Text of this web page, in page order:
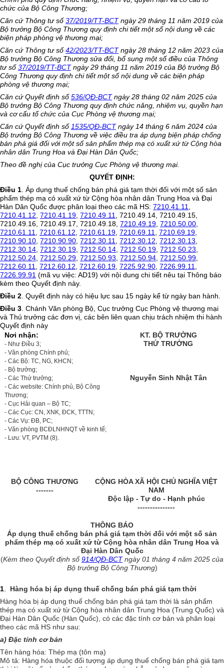
chức của Bộ Công Thương;
Căn cứ Thông tư số37/2019/TT-BCTngày 29 tháng 11 năm 2019 của
Bộ trưởng Bộ Công Thương quy định chi tiết một số nội dung về các
biện pháp phòng vệ thương mại;
Căn cứ Thông tư số42/2023/TT-BCTngày 28 tháng 12 năm 2023 của
Bộ trưởng Bộ Công Thương sửa đổi, bổ sung một số điều của Thông
tư số37/2019/TT-BCTngày 29 tháng 11 năm 2019 của Bộ trưởng Bộ
Công Thương quy định chi tiết một số nội dung về các biện pháp
phòng vệ thương mại;
Căn cứ Quyết định số536/QĐ-BCTngày 28 tháng 02 năm 2025 của
Bộ trưởng Bộ Công Thương quy định chức năng, nhiệm vụ, quyền hạn
và cơ cấu tổ chức của Cục Phòng vệ thương mại;
Căn cứ Quyết định số 1535/QĐ-BCTngày 14 tháng 6 năm 2024 của
Bộ trưởng Bộ Công Thương về việc điều tra áp dụng biện pháp chống
bán phá giá đối với một số sản phẩm thép mạ có xuất xứ từ Cộng hòa
nhân dân Trung Hoa và Đại Hàn Dân Quốc;
Theo đề nghị của Cục trưởng Cục Phòng vệ thương mại.
QUYẾT ĐỊNH:
Điều 1 . Áp dụng thuế chống bán phá giá tạm thời đối với một số sản
phẩm thép mạ có xuất xứ từ Cộng hòa nhân dân Trung Hoa và Đại
Hàn Dân Quốc được phân loại theo các mã HS: 7210.41.11
7210.41.12 7210.41.19 7210.49.11
, 7210.49.14, 7210.49.15,
7210.49.16, 7210.49.17, 7210.49.18, 7210.49.19 7210.50.00
7210.61.11
7210.61.12 7210.61.19 7210.69.11 7210.69.19
7210.90.10 7210.90.90 7212.30.11 7212.30.12 7212.30.13
7212.30.14 7212.30.19 7212.50.14 7212.50.19 7212.50.23
7212.50.24 7212.50.29 7212.50.93 7212.50.94 7212.50.99
7212.60.11
7212.60.12 7212.60.19 7225.92.90 7226.99.11
7226.99.91 (mã vụ việc: AD19) với nội dung chi tiết nêu tại Thông báo
kèm theo Quyết định này.
Điều 2 . Quyết định này có hiệu lực sau 15 ngày kể từ ngày ban hành.
Điều 3 . Chánh Văn phòng Bộ, Cục trưởng Cục Phòng vệ thương mại
và Thủ trưởng các đơn vị, các bên liên quan chịu trách nhiệm thi hành
Quyết định này
Nơi nhận:
- Như Điều 3;
- Văn phòng Chính phủ;
- Các Bộ: TC, NG, KHCN;
- Bộ trưởng;
- Các Thứ trưởng;
- Các website: Chính phủ, Bộ Công
Thương;
- Cục Hải quan – Bộ TC;
- Các Cục: CN, XNK, ĐCK, TTTN;
- Các Vụ: ĐB, PC;
- Văn phòng BCĐLNHNQT về kinh tế;
- Lưu: VT, PVTM (8).
KT. BỘ TRƯỞNG
THỨ TRƯỞNG
Nguyễn Sinh Nhật Tân
BỘ CÔNG THƯƠNG
-------
CỘNG HÒA XÃ HỘI CHỦ NGHĨA VIỆT
NAM
Độc lập - Tự do - Hạnh phúc
---------------
THÔNG BÁO
Áp dụng thuế chống bán phá giá tạm thời đối với một số sản
phẩm thép mạ có xuất xứ từ Cộng hòa nhân dân Trung Hoa và
Đại Hàn Dân Quốc
(Kèm theo Quyết định số914/QĐ-BCTngày 01 tháng 4 năm 2025 của
Bộ trưởng Bộ Công Thương)
1
Hàng hóa bị áp dụng thuế chống bán phá giá tạm thời
Hàng hóa bị áp dụng thuế chống bán phá giá tạm thời là sản phẩm
thép mạ có xuất xứ từ Cộng hòa nhân dân Trung Hoa (Trung Quốc) và
Đại Hàn Dân Quốc (Hàn Quốc), có các đặc tính cơ bản và phân loại
theo các mã HS như sau:
a) Đặc tính cơ bản
Tên hàng hóa: Thép mạ (tôn mạ)
Mô tả: Hàng hóa thuộc đối tượng áp dụng thuế chống bán phá giá tạm